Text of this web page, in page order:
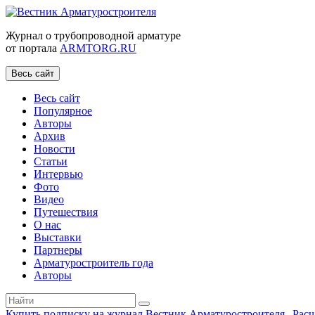
Журнал о трубопроводной арматуре
от портала ARMTORG.RU
Весь сайт
Весь сайт
Популярное
Авторы
Архив
Новости
Статьи
Интервью
Фото
Видео
Путешествия
О нас
Выставки
Партнеры
Арматуростроитель года
Авторы